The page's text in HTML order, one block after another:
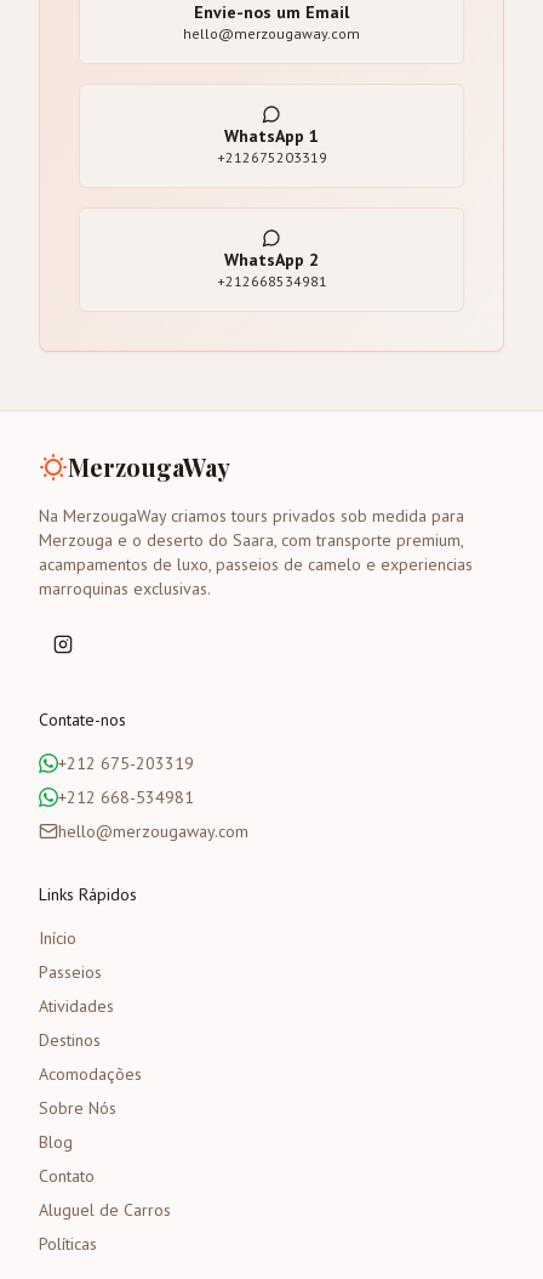
Envie-nos um Email
hello@merzougaway.com
WhatsApp 1
+212675203319
WhatsApp 2
+212668534981
MerzougaWay
Na MerzougaWay criamos tours privados sob medida para
Merzouga e o deserto do Saara, com transporte premium,
acampamentos de luxo, passeios de camelo e experiencias
marroquinas exclusivas.
Contate-nos
+212 675-203319
+212 668-534981
hello@merzougaway.com
Links Rápidos
Início
Passeios
Atividades
Destinos
Acomodações
Sobre Nós
Blog
Contato
Aluguel de Carros
Políticas